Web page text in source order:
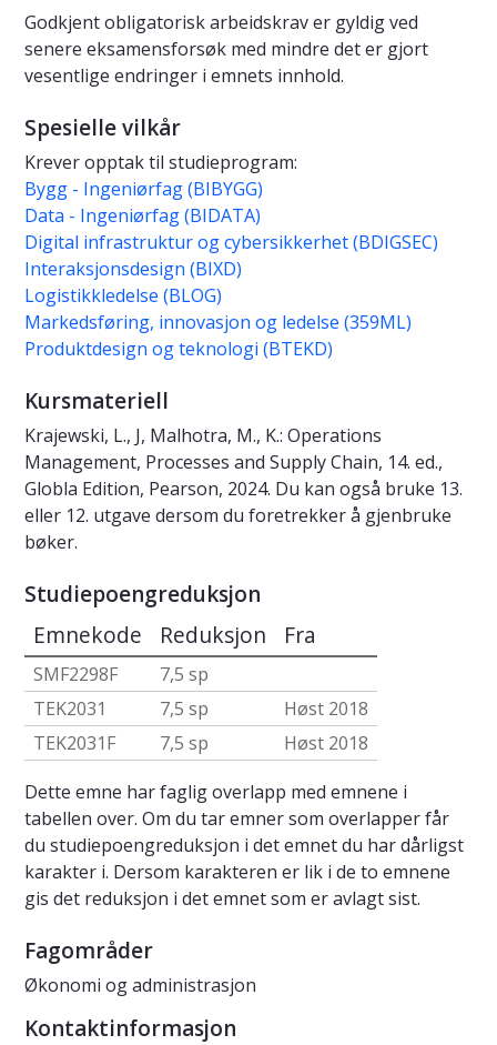
Godkjent obligatorisk arbeidskrav er gyldig ved
senere eksamensforsøk med mindre det er gjort
vesentlige endringer i emnets innhold.
Spesielle vilkår
Krever opptak til studieprogram:
Bygg - Ingeniørfag (BIBYGG)
Data - Ingeniørfag (BIDATA)
Digital infrastruktur og cybersikkerhet (BDIGSEC)
Interaksjonsdesign (BIXD)
Logistikkledelse (BLOG)
Markedsføring, innovasjon og ledelse (359ML)
Produktdesign og teknologi (BTEKD)
Kursmateriell
Krajewski, L., J, Malhotra, M., K.: Operations
Management, Processes and Supply Chain, 14. ed.,
Globla Edition, Pearson, 2024. Du kan også bruke 13.
eller 12. utgave dersom du foretrekker å gjenbruke
bøker.
Studiepoengreduksjon
Emnekode Reduksjon Fra
SMF2298F
7,5 sp
TEK2031
7,5 sp
Høst 2018
TEK2031F
7,5 sp
Høst 2018
Dette emne har faglig overlapp med emnene i
tabellen over. Om du tar emner som overlapper får
du studiepoengreduksjon i det emnet du har dårligst
karakter i. Dersom karakteren er lik i de to emnene
gis det reduksjon i det emnet som er avlagt sist.
Fagområder
Økonomi og administrasjon
Kontaktinformasjon